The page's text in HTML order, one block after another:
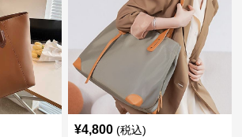
¥4,800 (税込)